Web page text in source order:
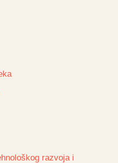
razvoja i